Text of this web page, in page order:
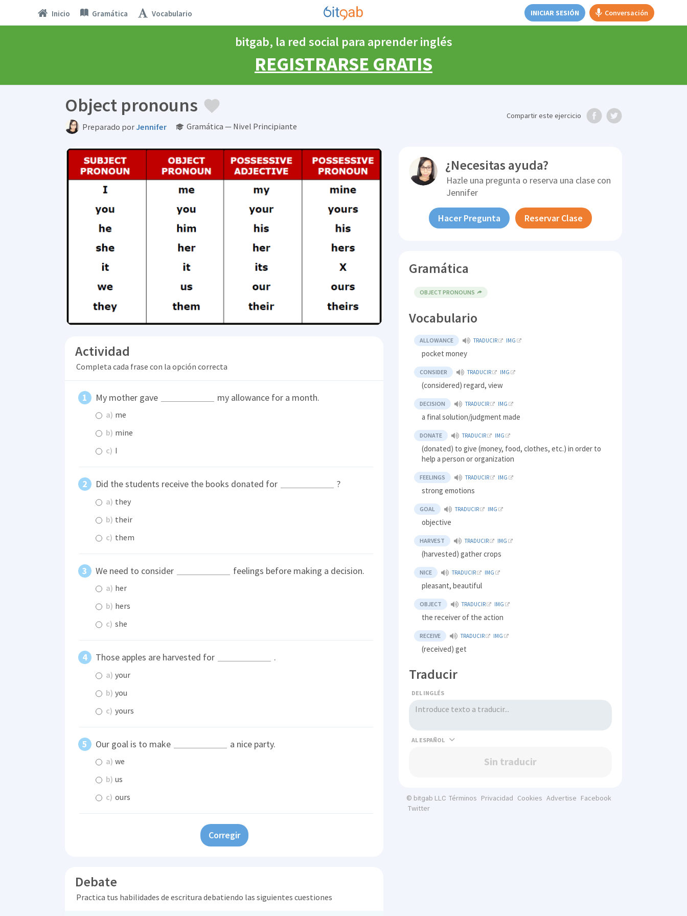
Inicio Gramática Vocabulario INICIAR SESIÓN Conversación
bitgab, la red social para aprender inglés
REGISTRARSE GRATIS
Object pronouns
Preparado porJennifer Gramática — Nivel Principiante
Compartireste ejercicio
Actividad
Completa cada frase con la opción correcta
My mother gave my allowance for a month.
a) me
b) mine
c) I
Did the students receive the books donated for ?
a) they
b) their
c) them
We need to consider feelings before making a decision.
a) her
b) hers
c) she
Those apples are harvested for .
a) your
b) you
c) yours
Our goal is to make a nice party.
a) we
b) us
c) ours
Corregir
Debate
Practica tus habilidades de escritura debatiendo las siguientes cuestiones
¿Necesitas ayuda?
Hazle una pregunta o reserva una clase con
Jennifer
Hacer Pregunta Reservar Clase
Gramática
OBJECT PRONOUNS
Vocabulario
ALLOWANCE TRADUCIR IMG
pocket money
CONSIDER TRADUCIR IMG
(considered) regard, view
DECISION TRADUCIR IMG
a final solution/judgment made
DONATE TRADUCIR IMG
(donated) to give (money, food, clothes, etc.) in order to
help a person or organization
FEELINGS TRADUCIR IMG
strong emotions
GOAL TRADUCIR IMG
objective
HARVEST TRADUCIR IMG
(harvested) gather crops
NICE TRADUCIR IMG
pleasant, beautiful
OBJECT TRADUCIR IMG
the receiver of the action
RECEIVE TRADUCIR IMG
(received) get
Traducir
DEL INGLÉS
AL
Sin traducir
© bitgab LLC Términos Privacidad Cookies Advertise Facebook
Twitter